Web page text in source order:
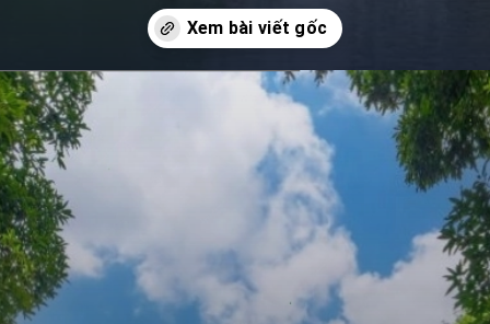
Đang mở https://giaydabonghana.com/gioi-thieu-ve-mot-di-tich-lich-su